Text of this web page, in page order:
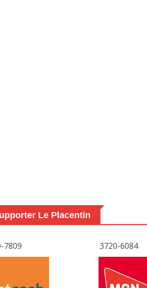
Le Placentin
7809 3720-6084